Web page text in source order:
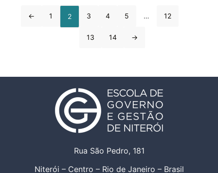
← 1 2 3 4 5 … 12
13 14 →
Rua São Pedro, 181
Niterói – Centro – Rio de Janeiro – Brasil